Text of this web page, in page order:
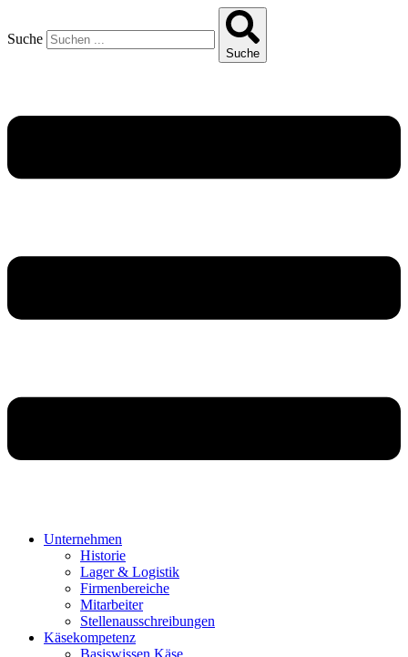
Suche
Suche
Unternehmen
Historie
Lager & Logistik
Firmenbereiche
Mitarbeiter
Stellenausschreibungen
Käsekompetenz
Basiswissen Käse